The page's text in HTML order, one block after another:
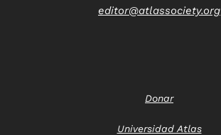
editor@atlassociety.org
Donar
Universidad Atlas